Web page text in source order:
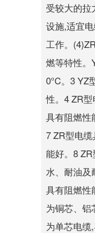
受较大的拉
设施,适宜
工作。
燃等特性。
0°C。3 YZ
性。4 ZR
具有阻燃性
7 ZR型电
能好。8
水、耐油及
具有阻燃性
为铜芯、铝
为单芯电缆